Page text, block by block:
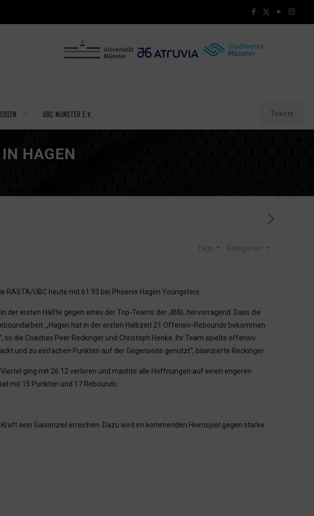
UBC Münster e.V. Tickets
HAGEN
Kategorien
Tags
UBC heute mit 61:93 bei Phoenix Hagen Youngsters.
ersten Hälfte gegen eines der Top-Teams der JBBL hervorragend. Dass die
„Hagen hat in der ersten Halbzeit 21 Offensiv-Rebounds bekommen
die Coaches Peer Reckinger und Christoph Henke. Ihr Team spielte offensiv
und zu einfachen Punkten auf der Gegenseite genutzt“, bilanzierte Reckinger.
ging mit 26:12 verloren und machte alle Hoffnungen auf einen engeren
mit 15 Punkten und 17 Rebounds.
sein Saisonziel erreichen. Dazu wird im kommenden Heimspiel gegen starke